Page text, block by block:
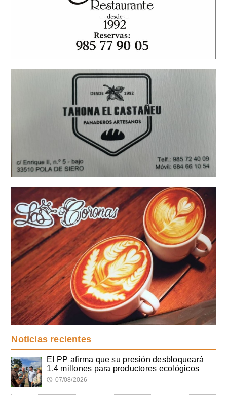
Noticias recientes
El PP afirma que su presión desbloqueará
1,4 millones para productores ecológicos
🕔 07/08/2026